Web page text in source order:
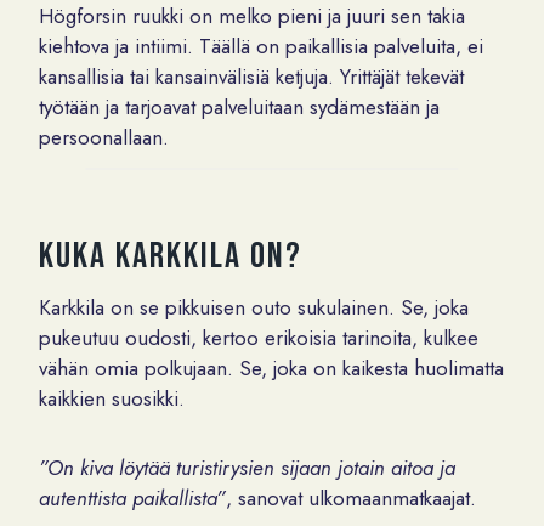
Högforsin ruukki on melko pieni ja juuri sen takia
kiehtova ja intiimi. Täällä on paikallisia palveluita, ei
kansallisia tai kansainvälisiä ketjuja. Yrittäjät tekevät
työtään ja tarjoavat palveluitaan sydämestään ja
persoonallaan.
Kuka Karkkila on?
Karkkila on se pikkuisen outo sukulainen. Se, joka
pukeutuu oudosti, kertoo erikoisia tarinoita, kulkee
vähän omia polkujaan. Se, joka on kaikesta huolimatta
kaikkien suosikki.
”On kiva löytää turistirysien sijaan jotain aitoa ja
autenttista paikallista”, sanovat ulkomaanmatkaajat.